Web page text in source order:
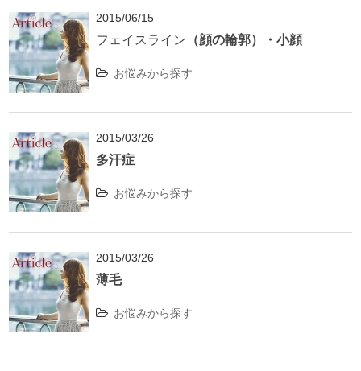
2015/06/15
フェイスライン （顔の輪郭）・小顔
お悩みから探す
2015/03/26
多汗症
お悩みから探す
2015/03/26
薄毛
お悩みから探す